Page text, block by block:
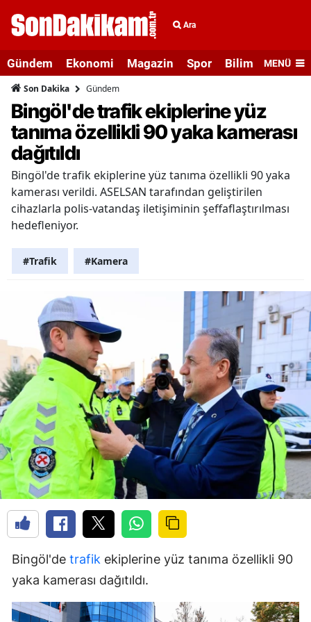
Ara
Gündem Ekonomi Magazin Spor Bilim veMENÜ
Son Dakika Gündem
Bingöl'de trafik ekiplerine yüz
tanıma özellikli 90 yaka kamerası
dağıtıldı
Bingöl'de trafik ekiplerine yüz tanıma özellikli 90 yaka
kamerası verildi. ASELSAN tarafından geliştirilen
cihazlarla polis-vatandaş iletişiminin şeffaflaştırılması
hedefleniyor.
#Trafik #Kamera
Bingöl'de trafik ekiplerine yüz tanıma özellikli 90
yaka kamerası dağıtıldı.